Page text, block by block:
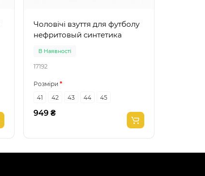
Чоловічі взуття для футболу
нефритовый синтетика
В Наявності
17192
Розміри
41
42 43 44 45
949 ₴